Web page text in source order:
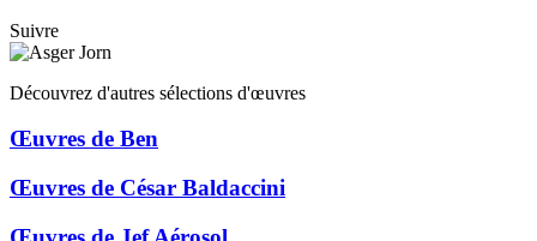
Suivre
Découvrez d'autres sélections d'œuvres
Œuvres de Ben
Œuvres de César Baldaccini